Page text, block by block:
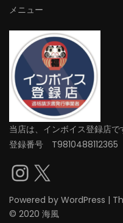
メニュー
当店は、インボイス登録店で
登録番号 T9810488112365
Instagram
X
Powered by WordPress |
© 2020 海風